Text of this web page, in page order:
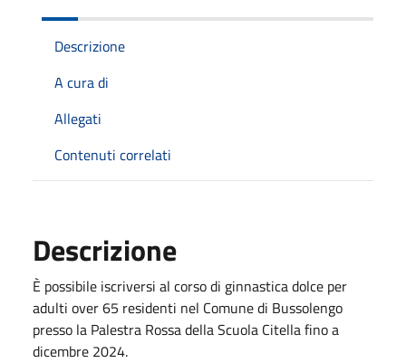
Descrizione
A cura di
Allegati
Contenuti correlati
Descrizione
È possibile iscriversi al corso di ginnastica dolce per
adulti over 65 residenti nel Comune di Bussolengo
presso la Palestra Rossa della Scuola Citella fino a
dicembre 2024.